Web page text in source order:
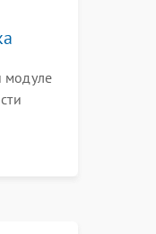
модуле
(LCD).